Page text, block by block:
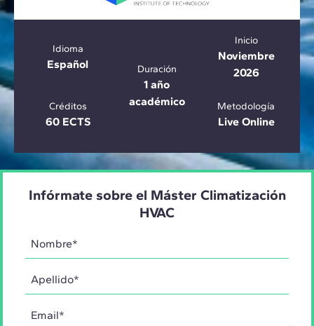
Idioma
Español Duración
1 año
académico
Inicio
Noviembre
2026
Créditos
60 ECTS
Metodología
Live Online
Infórmate sobre el Máster Climatización
HVAC